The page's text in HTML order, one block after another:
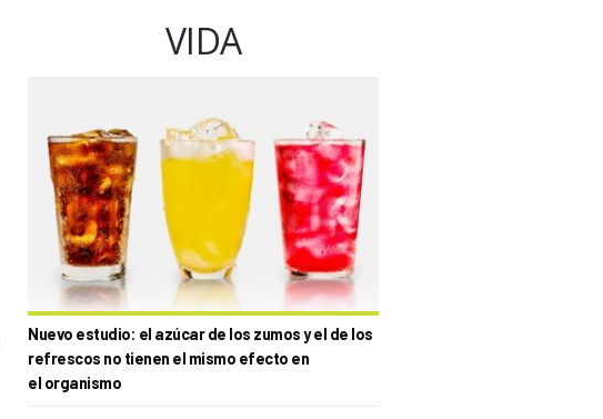
VIDA
Nuevo estudio: el azúcar de los zumos y el de los
refrescos no tienen el mismo efecto en
el organismo